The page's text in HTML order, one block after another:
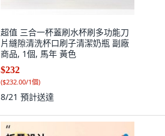
超值 三合一杯蓋刷水杯刷多功能刀
片縫隙清洗杯口刷子清潔奶瓶 副廠
商品, 1個, 馬年 黃色
$232
($232.00/1個)
8/21 預計送達